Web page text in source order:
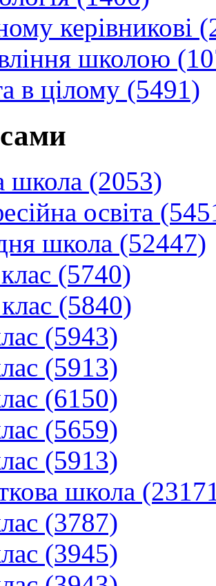
керівникові
школою
в цілому (5491)
(2053)
освіта
школа (52447)
(5740)
(5840)
(5943)
(5913)
(6150)
(5659)
(5913)
школа
(3787)
(3945)